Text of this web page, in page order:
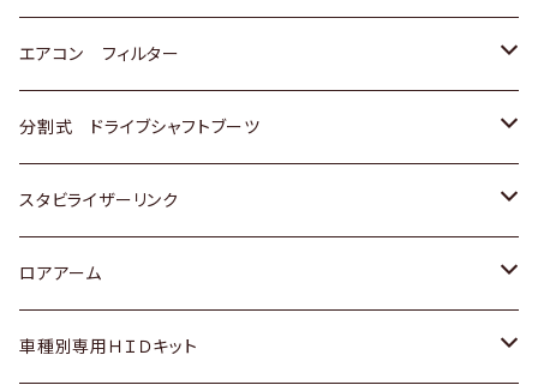
スバル
マツダ
三菱
スバル
三菱
スバル
スズキ
日産
いすゞ
ダイハツ
マツダ
トヨタ
ホンダ
スズキ
日産
ダイハツ
エアコン フィルター
トヨタ
ホンダ
スズキ
日産
分割式 ドライブシャフトブーツ
トヨタ
ホンダ
スズキ
スタビライザーリンク
トヨタ
ホンダ
ロアアーム
ホンダ
車種別専用ＨＩＤキット